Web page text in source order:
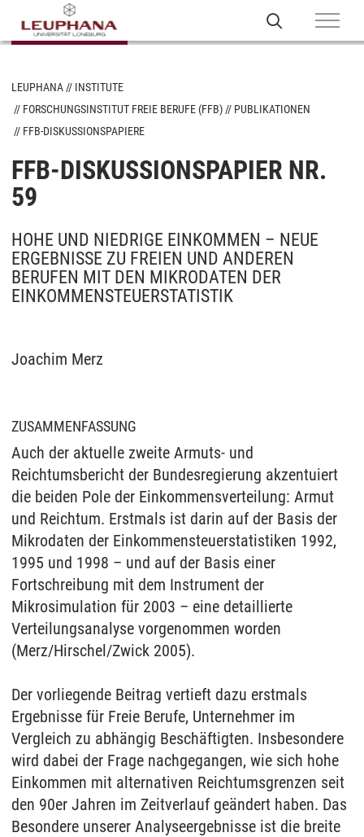
LEUPHANA
INSTITUTE
FORSCHUNGSINSTITUT FREIE BERUFE (FFB)
PUBLIKATIONEN
FFB-DISKUSSIONSPAPIERE
FFB-DISKUSSIONSPAPIER NR.
59
HOHE UND NIEDRIGE EINKOMMEN – NEUE
ERGEBNISSE ZU FREIEN UND ANDEREN
BERUFEN MIT DEN MIKRODATEN DER
EINKOMMENSTEUERSTATISTIK
Joachim Merz
ZUSAMMENFASSUNG
Auch der aktuelle zweite Armuts- und
Reichtumsbericht der Bundesregierung akzentuiert
die beiden Pole der Einkommensverteilung: Armut
und Reichtum. Erstmals ist darin auf der Basis der
Mikrodaten der Einkommensteuerstatistiken 1992,
1995 und 1998 – und auf der Basis einer
Fortschreibung mit dem Instrument der
Mikrosimulation für 2003 – eine detaillierte
Verteilungsanalyse vorgenommen worden
(Merz/Hirschel/Zwick 2005).
Der vorliegende Beitrag vertieft dazu erstmals
Ergebnisse für Freie Berufe, Unternehmer im
Vergleich zu abhängig Beschäftigten. Insbesondere
wird dabei der Frage nachgegangen, wie sich hohe
Einkommen mit alternativen Reichtumsgrenzen seit
den 90er Jahren im Zeitverlauf geändert haben. Das
Besondere unserer Analyseergebnisse ist die breite